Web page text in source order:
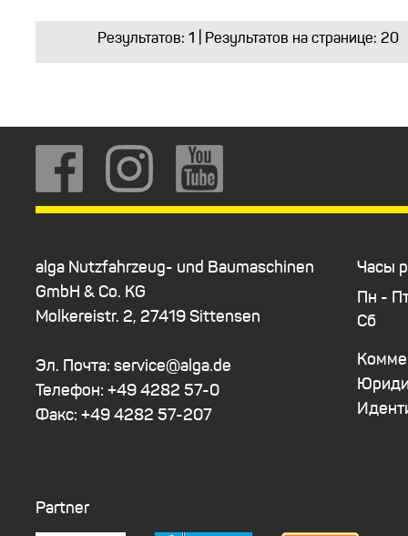
Результатов: 1 | Результатов на странице: 20
alga Nutzfahrzeug- und Baumaschinen
GmbH & Co. KG
Molkereistr. 2, 27419 Sittensen
Эл. Почта: service@alga.de
Телефон: +49 4282 57-0
Факс: +49 4282 57-207
Часы
Пн -
Сб
Partner